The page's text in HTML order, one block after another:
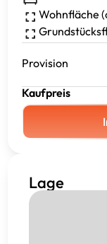
Wohnfläche
Provision
Kaufpreis
Lage